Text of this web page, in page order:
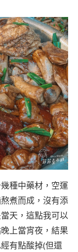
種中藥材，空運
煮而成，沒有添
天，這點我可以
上當宵夜，結果
有點酸掉(但還